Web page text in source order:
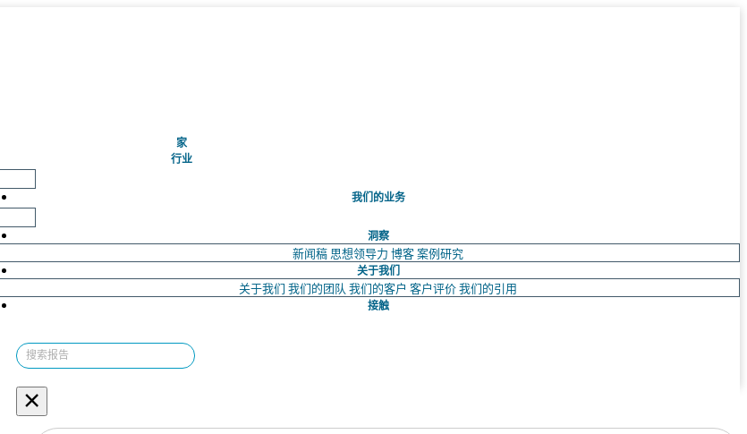
家(当前的)
行业
我们的业务
洞察
新闻稿 思想领导力 博客案例研究
关于我们
关于我们 我们的团队 我们的客户 客户评价我们的引用
接触
×